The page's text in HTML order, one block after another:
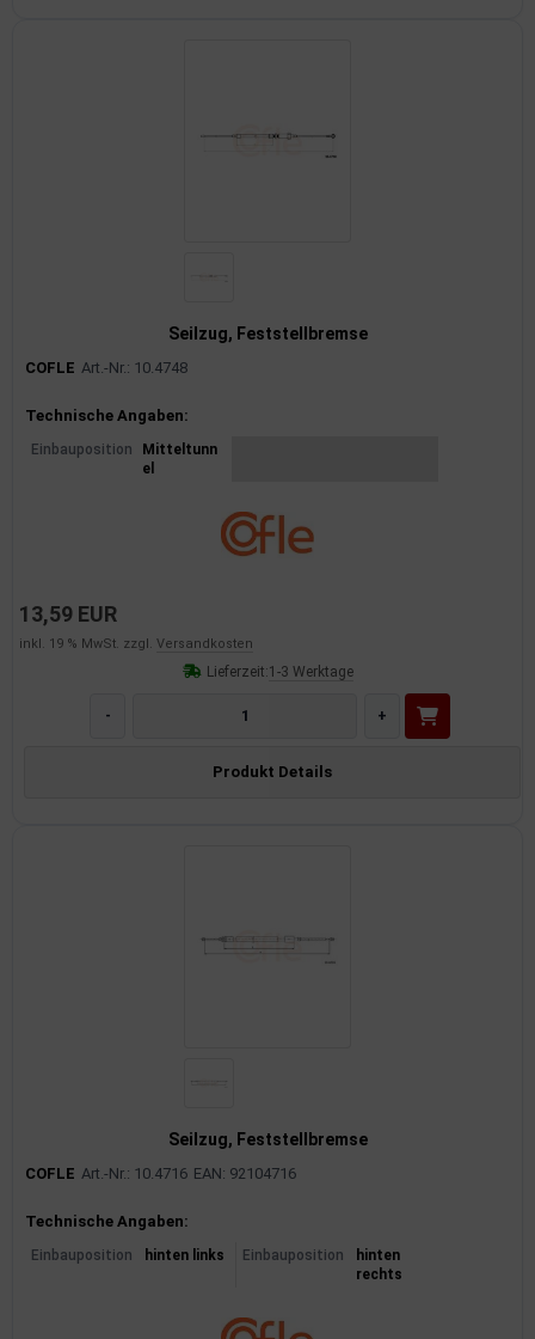
Seilzug, Feststellbremse
COFLE Art.-Nr.: 10.4748
Produktinformationen
Technische Angaben:
Einbauposition
Mitteltunn
el
13,59 EUR
inkl. 19 % MwSt. zzgl. Versandkosten
Lieferzeit:1-3 Werktage
- +
Produkt Details
Seilzug, Feststellbremse
COFLE Art.-Nr.: 10.4716 EAN: 92104716
Produktinformationen
Technische Angaben:
Einbauposition hinten links Einbauposition
hinten
rechts